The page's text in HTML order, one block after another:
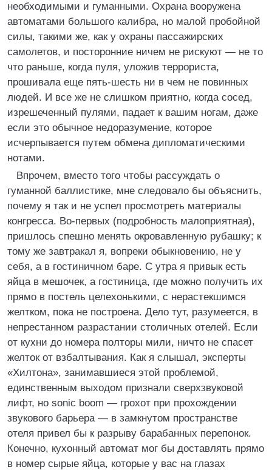
необходимыми и гуманными. Охрана вооружена
автоматами большого калибра, но малой пробойной
силы, такими же, как у охраны пассажирских
самолетов, и посторонние ничем не рискуют — не то
что раньше, когда пуля, уложив террориста,
прошивала еще пять-шесть ни в чем не повинных
людей. И все же не слишком приятно, когда сосед,
изрешеченный пулями, падает к вашим ногам, даже
если это обычное недоразумение, которое
исчерпывается путем обмена дипломатическими
нотами.
Впрочем, вместо того чтобы рассуждать о
гуманной баллистике, мне следовало бы объяснить,
почему я так и не успел просмотреть материалы
конгресса. Во-первых (подробность малоприятная),
пришлось спешно менять окровавленную рубашку; к
тому же завтракал я, вопреки обыкновению, не у
себя, а в гостиничном баре. С утра я привык есть
яйца в мешочек, а гостиница, где можно получить их
прямо в постель целехонькими, с нерастекшимся
желтком, пока не построена. Дело тут, разумеется, в
непрестанном разрастании столичных отелей. Если
от кухни до номера полторы мили, ничто не спасет
желток от взбалтывания. Как я слышал, эксперты
«Хилтона», занимавшиеся этой проблемой,
единственным выходом признали сверхзвуковой
лифт, но sonic boom — грохот при прохождении
звукового барьера — в замкнутом пространстве
отеля привел бы к разрыву барабанных перепонок.
Конечно, кухонный автомат мог бы доставлять прямо
в номер сырые яйца, которые у вас на глазах